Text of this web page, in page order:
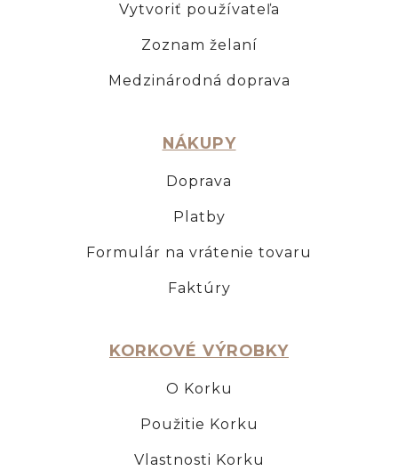
Vytvoriť používateľa
Zoznam želaní
Medzinárodná doprava
NÁKUPY
Doprava
Platby
Formulár na vrátenie tovaru
Faktúry
KORKOVÉ VÝROBKY
O Korku
Použitie Korku
Vlastnosti Korku